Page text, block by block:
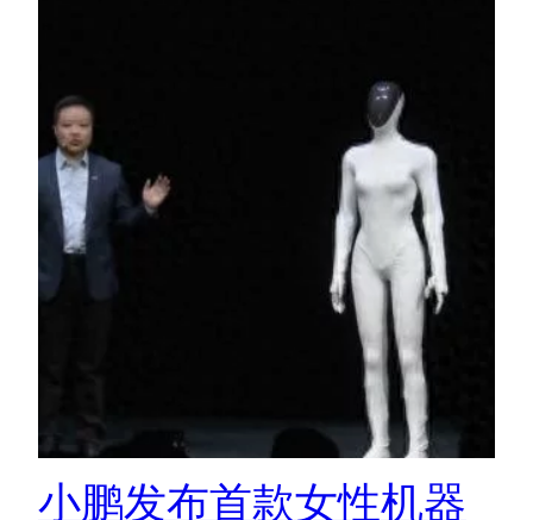
小鹏发布首款女性机器